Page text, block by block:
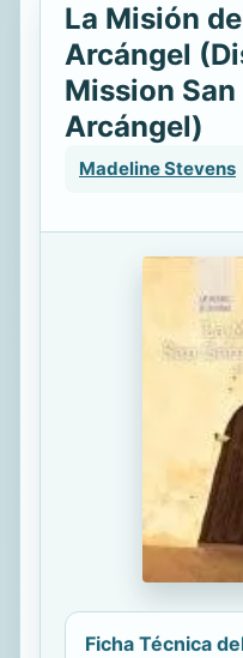
La Misión
Arcángel
Mission San
Arcángel)
Madeline Stevens
Ficha Técnica